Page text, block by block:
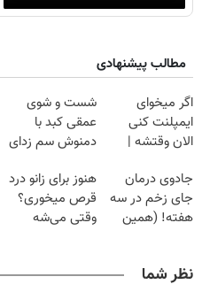
مطالب پیشنهادی
اگر میخوای
ایمپلنت کنی
الان وقتشه |
میلیون تومان!!!
شست و شوی
عمقی کبد با
دمنوش سم زدای
جادوی درمان
جای زخم در سه
هفته! (همین
هنوز برای زانو درد
قرص میخوری؟
وقتی می‌شه
نظر شما